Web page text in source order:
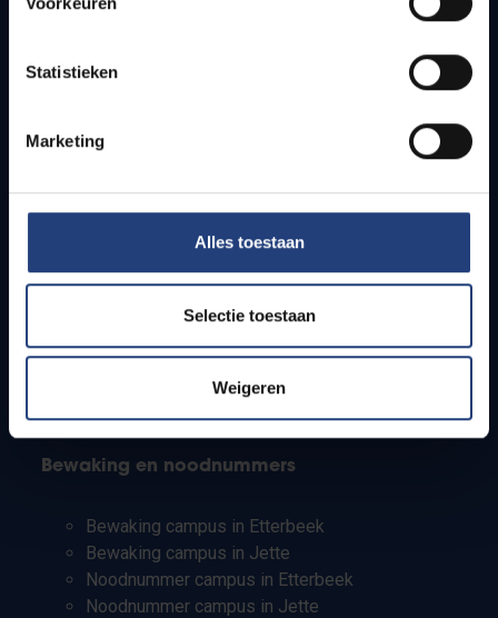
Statistieken
Marketing
Alles toestaan
Selectie toestaan
Weigeren
Bereikbaarheid
Studenten
PhD-studenten
Leerkrachten en secundaire scholen
Bewaking en noodnummers
Bewaking campus in Etterbeek
Bewaking campus in Jette
Noodnummer campus in Etterbeek
Noodnummer campus in Jette